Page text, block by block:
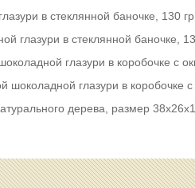
в стеклянной баночке, 130 гр
глазури в стеклянной баночке,
глазури в коробочке с
шоколадной глазури в коробочке
дерева, размер